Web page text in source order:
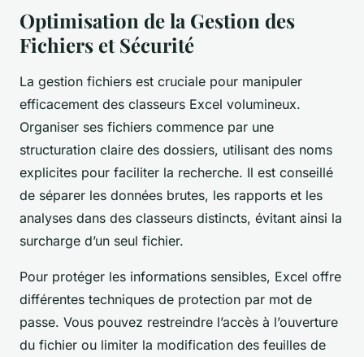
Optimisation de la Gestion des
Fichiers et Sécurité
La gestion fichiers est cruciale pour manipuler
efficacement des classeurs Excel volumineux.
Organiser ses fichiers commence par une
structuration claire des dossiers, utilisant des noms
explicites pour faciliter la recherche. Il est conseillé
de séparer les données brutes, les rapports et les
analyses dans des classeurs distincts, évitant ainsi la
surcharge d’un seul fichier.
Pour protéger les informations sensibles, Excel offre
différentes techniques de protection par mot de
passe. Vous pouvez restreindre l’accès à l’ouverture
du fichier ou limiter la modification des feuilles de